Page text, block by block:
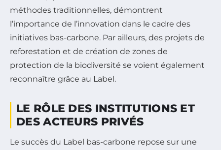
méthodes traditionnelles, démontrent
l’importance de l’innovation dans le cadre des
initiatives bas-carbone. Par ailleurs, des projets de
reforestation et de création de zones de
protection de la biodiversité se voient également
reconnaître grâce au Label.
LE RÔLE DES INSTITUTIONS ET
DES ACTEURS PRIVÉS
Le succès du Label bas-carbone repose sur une